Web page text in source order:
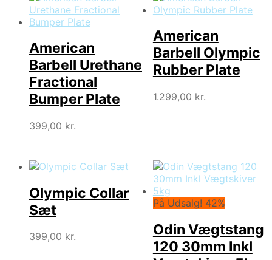
American
Barbell Urethane
Fractional
Bumper Plate
399,00 kr.
American
Barbell Olympic
Rubber Plate
1.299,00 kr.
Olympic Collar
Sæt
399,00 kr.
På Udsalg! 42%
Odin Vægtstang
120 30mm Inkl